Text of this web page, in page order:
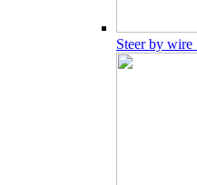
Steer by